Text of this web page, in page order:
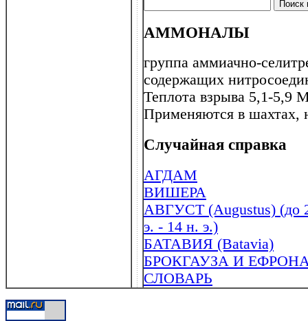
АММОНАЛЫ
группа аммиачно-
содержащих
Теплота взрыва 5,1-5,9
Применяются в шахтах,
Случайная справка
АГДАМ
ВИШЕРА
АВГУСТ (Augustus) (до
э. - 14 н. э.)
БАТАВИЯ (Batavia)
БРОКГАУЗА И
СЛОВАРЬ